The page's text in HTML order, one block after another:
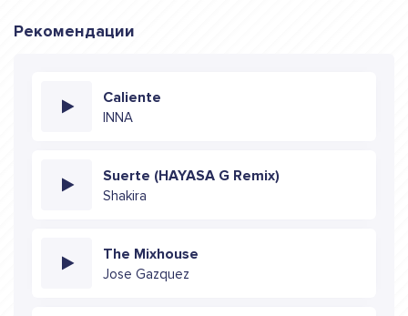
Рекомендации
Caliente
INNA
Suerte (HAYASA G Remix)
Shakira
The Mixhouse
Jose Gazquez